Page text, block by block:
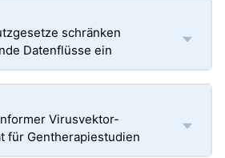
schränken
Datenflüsse ein
Virusvektor-
für Gentherapiestudien